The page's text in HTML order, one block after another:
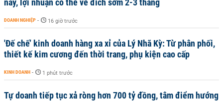
nay, lợi nhuận có thể về đích sớm 2-3 tháng
DOANH NGHIỆP - 16 giờ trước
'Đế chế’ kinh doanh hàng xa xỉ của Lý Nhã Kỳ: Từ phân phối,
thiết kế kim cương đến thời trang, phụ kiện cao cấp
KINH DOANH - 1 phút trước
Tự doanh tiếp tục xả ròng hơn 700 tỷ đồng, tâm điểm hướng